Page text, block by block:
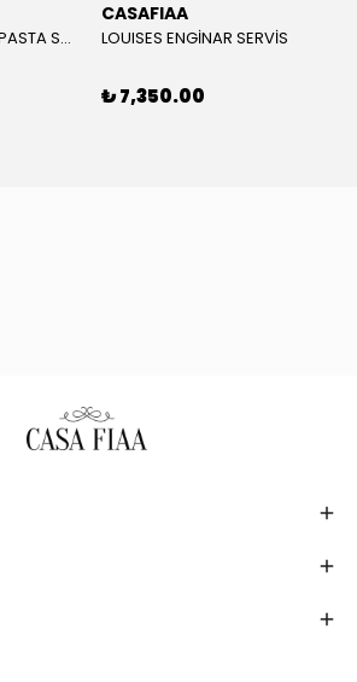
LOUISES PASTA PAY & PASTA SERVİS KÜREĞİ
CASAFIAA
LOUISES ENGİNAR SERVİS
₺ 7,350.00